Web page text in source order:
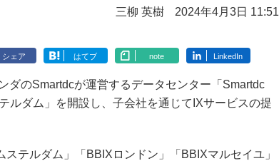
三柳 英樹 2024年4月3日 11:51
シェア はてブ note LinkedIn
のSmartdcが運営するデータセンター「Smartdc
ルダム」を開設し、子会社を通じてIXサービスの提
テルダム」「BBIXロンドン」「BBIXマルセイユ」